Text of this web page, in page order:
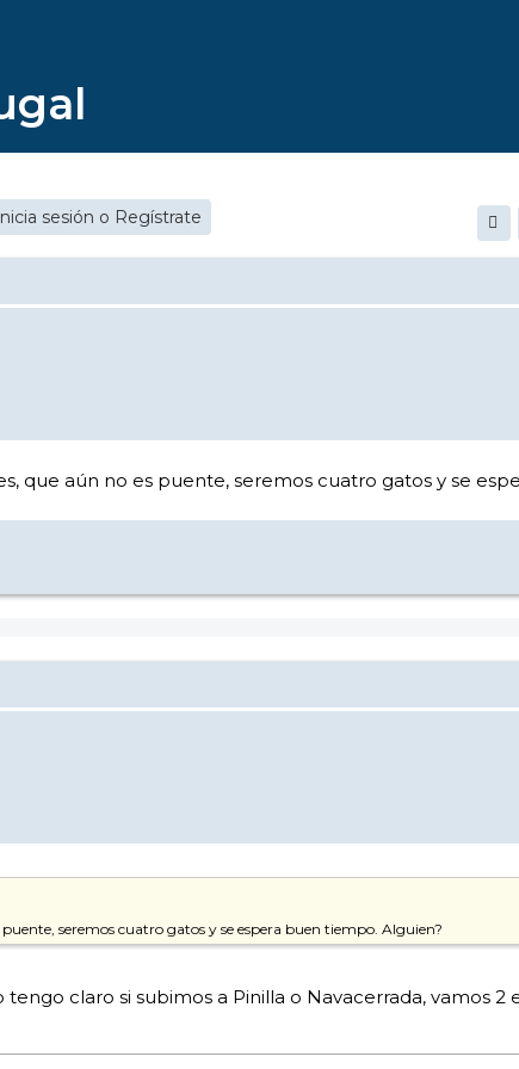
sesión o Regístrate
que aún no es puente, seremos cuatro gatos y se
seremos cuatro gatos y se espera buen tiempo. Alguien?
claro si subimos a Pinilla o Navacerrada, vamos 2